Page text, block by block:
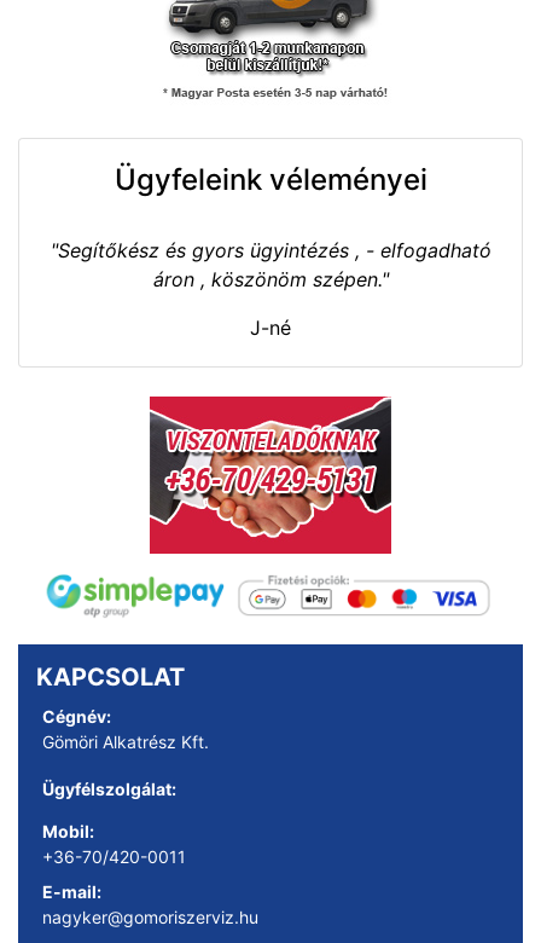
Ügyfeleink véleményei
"Segítőkész és gyors ügyintézés , - elfogadható
áron , köszönöm szépen."
J-né
KAPCSOLAT
Cégnév:
Gömöri Alkatrész Kft.
Ügyfélszolgálat:
Mobil:
+36-70/420-0011
E-mail:
nagyker@gomoriszerviz.hu